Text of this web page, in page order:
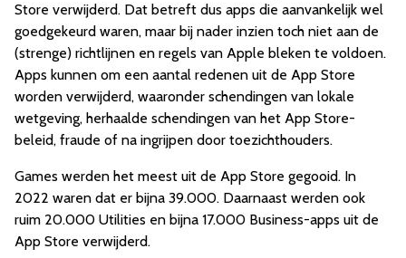
Store verwijderd. Dat betreft dus apps die aanvankelijk wel
goedgekeurd waren, maar bij nader inzien toch niet aan de
(strenge) richtlijnen en regels van Apple bleken te voldoen.
Apps kunnen om een aantal redenen uit de App Store
worden verwijderd, waaronder schendingen van lokale
wetgeving, herhaalde schendingen van het App Store-
beleid, fraude of na ingrijpen door toezichthouders.
Games werden het meest uit de App Store gegooid. In
2022 waren dat er bijna 39.000. Daarnaast werden ook
ruim 20.000 Utilities en bijna 17.000 Business-apps uit de
App Store verwijderd.